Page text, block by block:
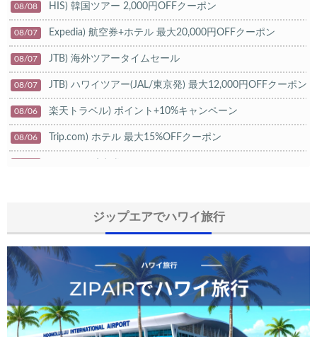
08/08 HIS) 韓国ツアー 2,000円OFFクーポン
08/07 Expedia) 航空券+ホテル 最大20,000円OFFクーポン
08/07 JTB) 海外ツアータイムセール
08/07 JTB) ハワイツアー(JAL/東京発) 最大12,000円OFFクーポン
08/06 楽天トラベル) ポイント+10%キャンペーン
08/06 Trip.com) ホテル 最大15%OFFクーポン
HIS) 海外航空券タイムセール
08/03 Trip.com) 韓国旅 最大50%OFFセール
Trip.com) 海外ホテル2%OFFクーポン TRIP1
08/01 エアトリ) 海外航空券(60日前) 1,000円OFFクーポン
ジップエアでハワイ旅行